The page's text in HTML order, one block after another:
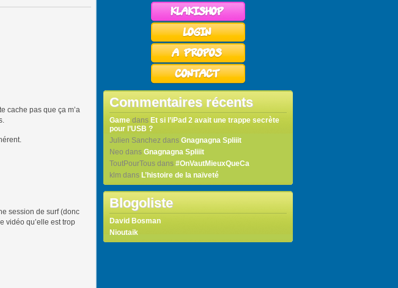
cache pas que ça m’a
session de surf (donc
vidéo qu’elle est trop
Commentaires récents
Game dans Et si l’iPad 2 avait une trappe secrète
pour l’USB ?
Julien Sanchez dans Gnagnagna Spliiit
Neo dans Gnagnagna Spliiit
ToutPourTous dans #OnVautMieuxQueCa
klm dans L’histoire de la naïveté
Blogoliste
David Bosman
Nioutaik